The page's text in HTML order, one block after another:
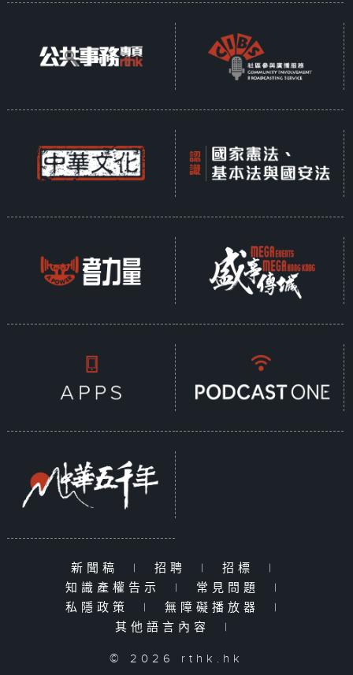
新聞稿 | 招聘 | 招標
|
知識產權告示
| 常見問題
|
私隱政策
| 無障礙播放器
|
其他語言內容
|
© 2026 rthk.hk